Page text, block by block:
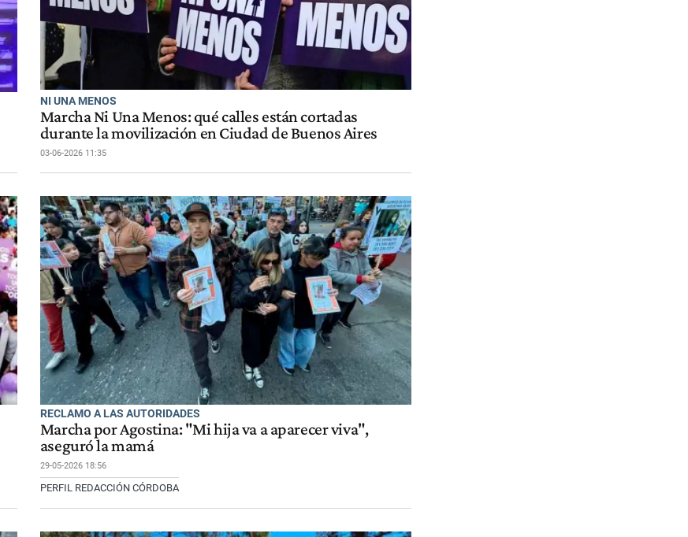
NI UNA MENOS
Marcha Ni Una Menos: qué calles están cortadas
durante la movilización en Ciudad de Buenos Aires
03-06-2026 11:35
RECLAMO A LAS AUTORIDADES
Marcha por Agostina: "Mi hija va a aparecer viva",
aseguró la mamá
29-05-2026 18:56
PERFIL REDACCIÓN CÓRDOBA